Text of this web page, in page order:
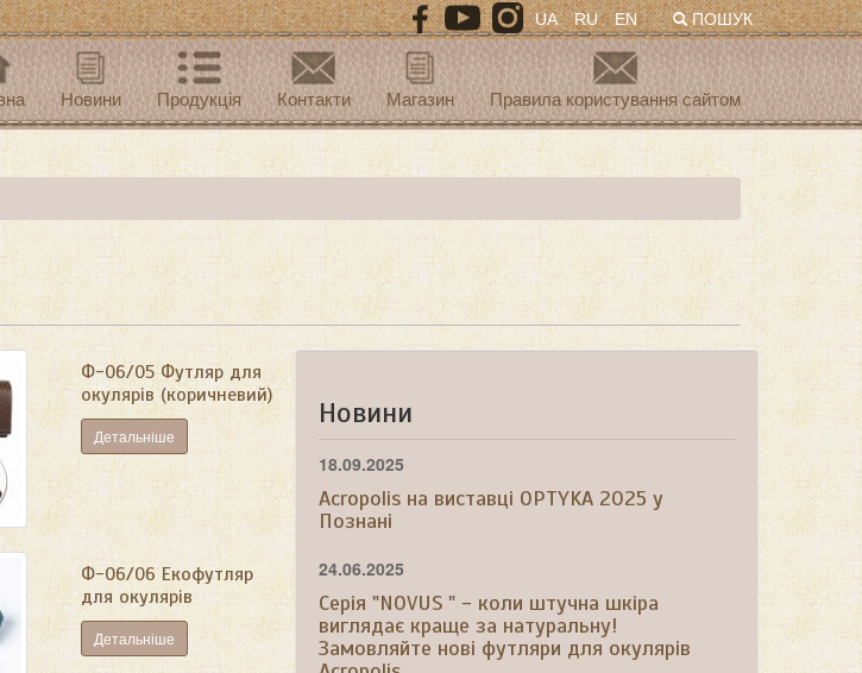
ПОШУК
UA RU EN
Новини Продукція Контакти Магазин Правила користування сайтом
Ф-06/05 Футляр для
окулярів (коричневий)
Детальніше
Ф-06/06 Екофутляр
для окулярів
Детальніше
Новини
18.09.2025
Acropolis на виставці OPTYKA 2025 у
Познані
24.06.2025
Серія "NOVUS " - коли штучна шкіра
виглядає краще за натуральну!
Замовляйте нові футляри для окулярів